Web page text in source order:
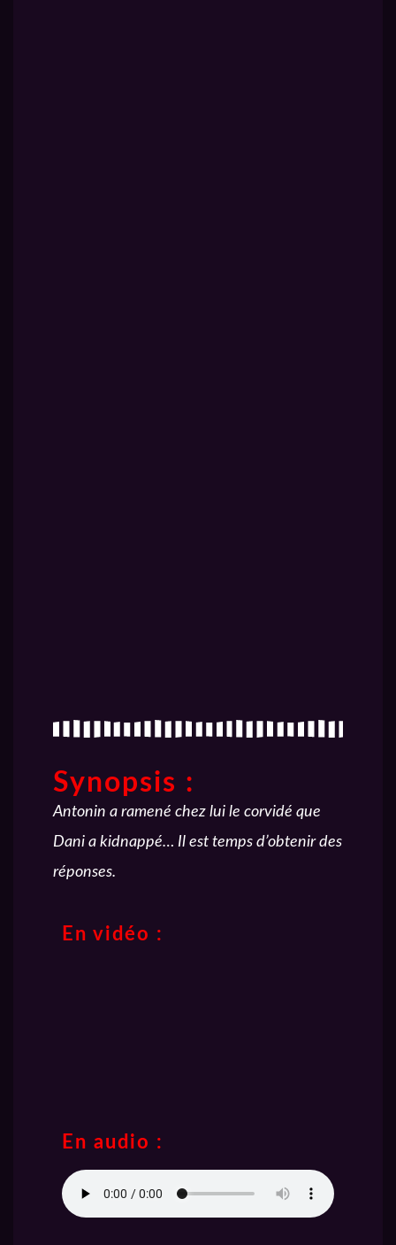
Synopsis :
Antonin a ramené chez lui le corvidé que
Dani a kidnappé… Il est temps d’obtenir des
réponses.
En vidéo :
En audio :